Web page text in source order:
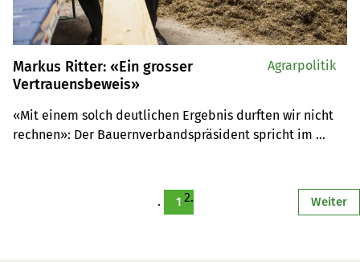
Markus Ritter: «Ein grosser
Vertrauensbeweis»
«Mit einem solch deutlichen Ergebnis durften wir nicht
rechnen»: Der Bauernverbandspräsident spricht im
sagt, ob er jetzt auf politische Gegner zugehen will.
Agrarpolitik
1 Weiter